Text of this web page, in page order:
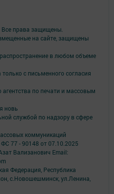
права защищены.
на сайте, защищены
в любом объеме
с письменного согласия
по печати и массовым
новь
службой по надзору в сфере
коммуникаций
77 - 90148 от 07.10.2025
Вализанович Email:
Федерация, Республика
с.Новошешминск, ул.Ленина,